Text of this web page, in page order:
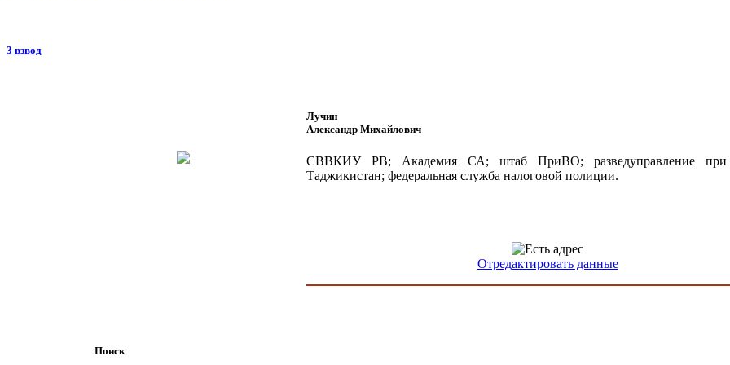
3 взвод
Лучин
Александр Михайлович
СВВКИУ РВ; Академия СА; штаб ПриВО; разведуправление
Таджикистан; федеральная служба налоговой полиции.
Отредактировать данные
Поиск